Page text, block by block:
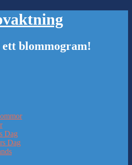
blommogram!
Dag
Dag